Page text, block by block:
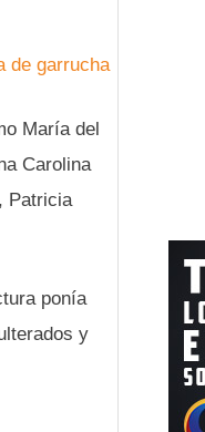
de garrucha
María del
Carolina
Patricia
ponía
y